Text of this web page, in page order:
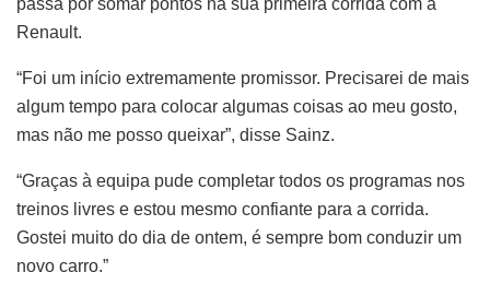
passa por somar pontos na sua primeira corrida com a
Renault.
“Foi um início extremamente promissor. Precisarei de mais
algum tempo para colocar algumas coisas ao meu gosto,
mas não me posso queixar”, disse Sainz.
“Graças à equipa pude completar todos os programas nos
treinos livres e estou mesmo confiante para a corrida.
Gostei muito do dia de ontem, é sempre bom conduzir um
novo carro.”